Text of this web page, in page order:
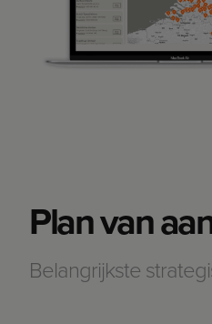
Plan van
Belangrijkste